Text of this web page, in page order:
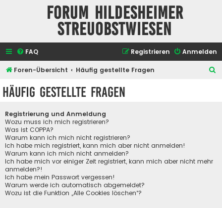
Forum Hildesheimer
Streuobstwiesen
FAQ Anmelden
Registrieren
Foren-Übersicht Häufig gestellte Fragen
Häufig gestellte Fragen
Registrierung und Anmeldung
Wozu muss ich mich registrieren?
Was ist COPPA?
Warum kann ich mich nicht registrieren?
Ich habe mich registriert, kann mich aber nicht anmelden!
Warum kann ich mich nicht anmelden?
Ich habe mich vor einiger Zeit registriert, kann mich aber nicht mehr
anmelden?!
Ich habe mein Passwort vergessen!
Warum werde ich automatisch abgemeldet?
Wozu ist die Funktion „Alle Cookies löschen“?